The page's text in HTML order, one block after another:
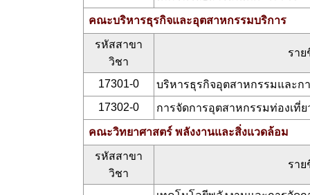
คณะบริหารธุรกิจและอุตสาหกรรมบริการ
รหัสสาขา
วิชา
รา
17301-0
บริหารธุรกิจอุตสาหกรรมและก
17302-0
การจัดการอุตสาหกรรมท่องเที่ย
คณะวิทยาศาสตร์ พลังงานและสิ่งแวดล้อม
รหัสสาขา
วิชา
รา